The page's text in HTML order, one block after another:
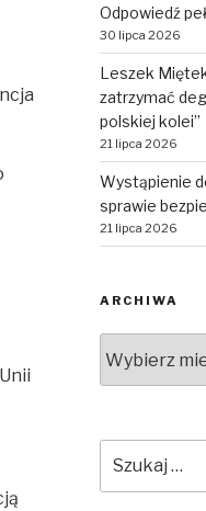
Odpowiedź
30 lipca 2026
Leszek
zatrzymać
polskiej kolei”
21 lipca 2026
Wystąpienie
sprawie
21 lipca 2026
ARCHIWA